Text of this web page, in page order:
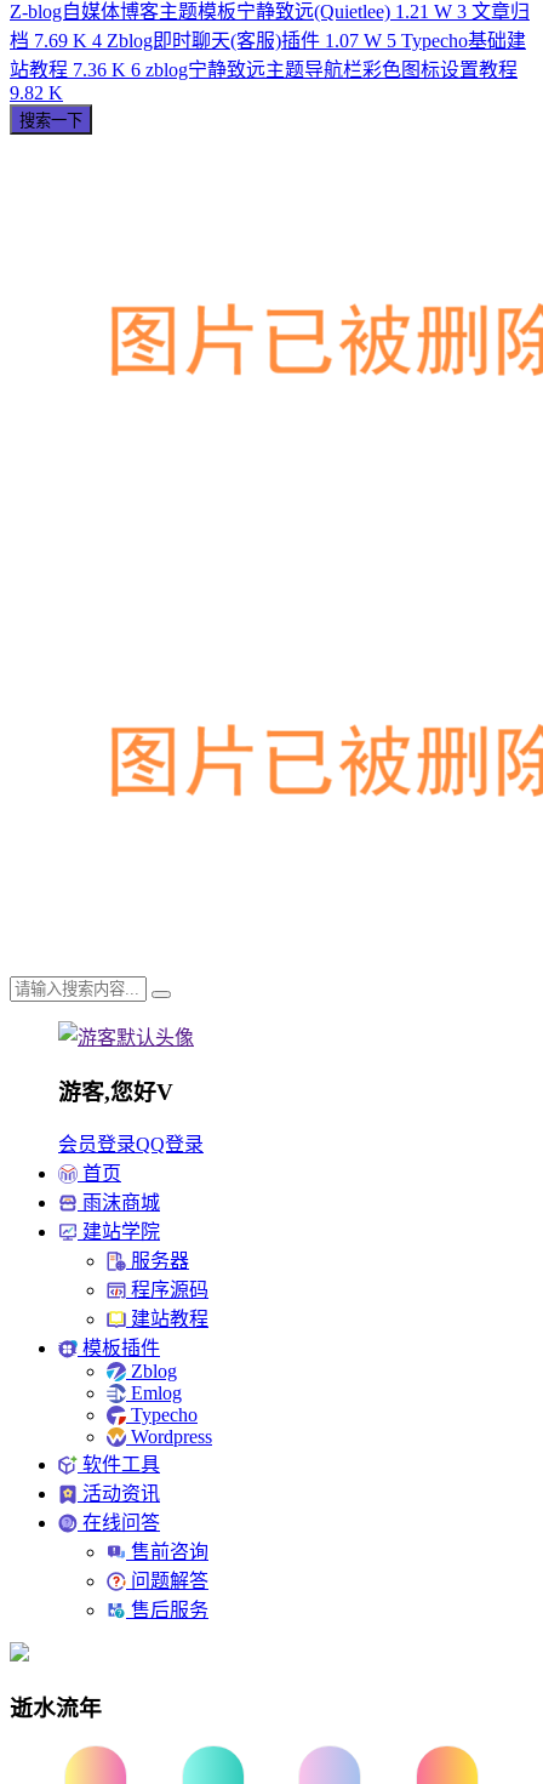
Z-blog自媒体博客主题模板宁静致远(Quietlee) 1.21 W 3 文章归
档 7.69 K 4 Zblog即时聊天(客服)插件 1.07 W 5 Typecho基础建
站教程 7.36 K 6 zblog宁静致远主题导航栏彩色图标设置教程
9.82 K
搜索一下
游客,您好V
会员登录QQ登录
首页
雨沫商城
建站学院
服务器
程序源码
建站教程
模板插件
Zblog
Emlog
Typecho
Wordpress
软件工具
活动资讯
在线问答
售前咨询
问题解答
售后服务
逝水流年